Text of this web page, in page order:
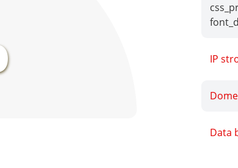
IP
Data